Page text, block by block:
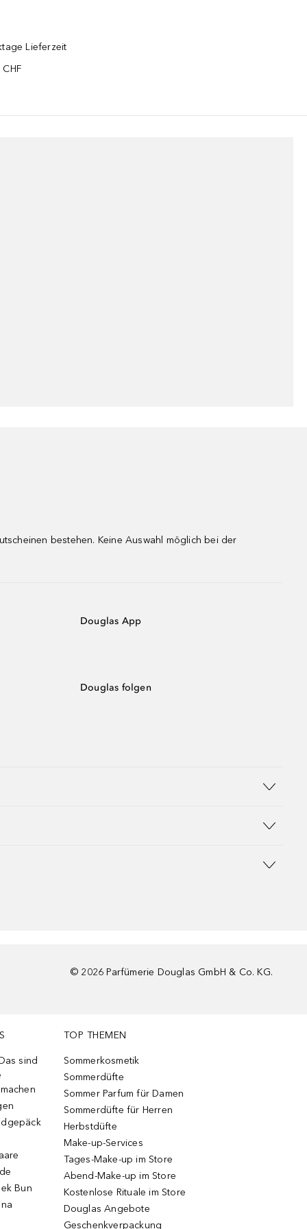
Lieferzeit
bestehen. Keine Auswahl möglich bei der
Douglas App
Douglas folgen
© 2026 Parfümerie Douglas GmbH & Co. KG.
sind
Bun
TOP THEMEN
Sommerkosmetik
Sommerdüfte
Sommer Parfum für Damen
Sommerdüfte für Herren
Herbstdüfte
Make-up-Services
Tages-Make-up im Store
Abend-Make-up im Store
Kostenlose Rituale im Store
Douglas Angebote
Geschenkverpackung